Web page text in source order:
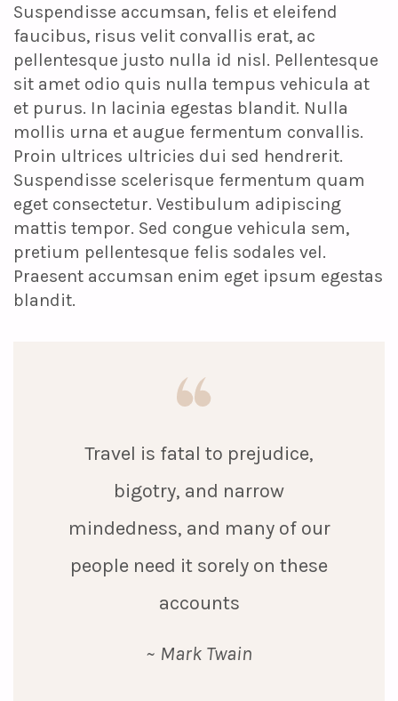
Suspendisse accumsan, felis et eleifend
faucibus, risus velit convallis erat, ac
pellentesque justo nulla id nisl. Pellentesque
sit amet odio quis nulla tempus vehicula at
et purus. In lacinia egestas blandit. Nulla
mollis urna et augue fermentum convallis.
Proin ultrices ultricies dui sed hendrerit.
Suspendisse scelerisque fermentum quam
eget consectetur. Vestibulum adipiscing
mattis tempor. Sed congue vehicula sem,
pretium pellentesque felis sodales vel.
Praesent accumsan enim eget ipsum egestas
blandit.
Travel is fatal to prejudice,
bigotry, and narrow
mindedness, and many of our
people need it sorely on these
accounts
~ Mark Twain